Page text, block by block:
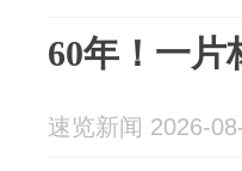
60年！一片
速览新闻 2026-